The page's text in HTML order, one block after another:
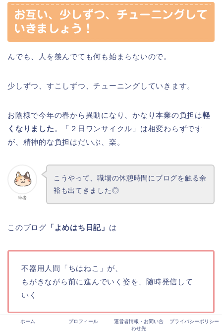
お互い、少しずつ、チューニングして
いきましょう！
んでも、人を羨んでても何も始まらないので。
少しずつ、すこしずつ、チューニングしていきます。
お陰様で今年の春から異動になり、かなり本業の負担は軽
くなりました 。「２日ワンサイクル」は相変わらずです
が、精神的な負担はだいぶ、楽。
筆者
こうやって、職場の休憩時間にブログを触る余
裕も出てきました◎
このブログ 「よめはち日記」 は
不器用人間「ちはねこ」が、
もがきながら前に進んでいく姿を、随時発信して
いく
ホーム プロフィール
運営者情報・お問い合
わせ先
プライバシーポリシー